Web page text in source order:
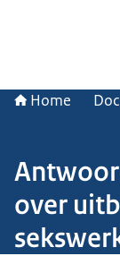
Home
over